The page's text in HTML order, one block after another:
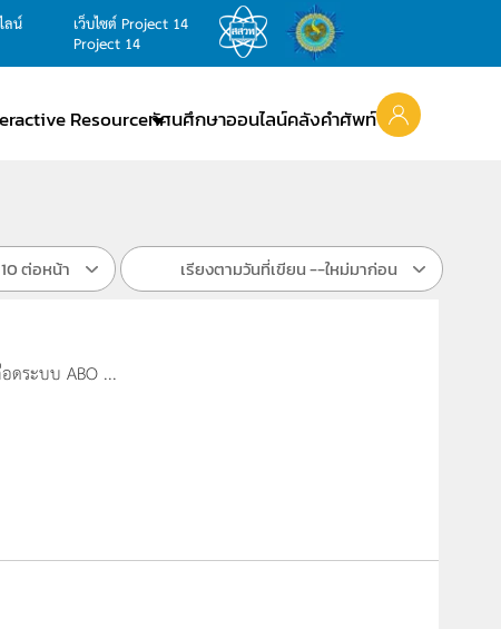
ลน์
เว็บไซต์ Project 14
Project 14
Resourceทัศนศึกษาออนไลน์คลังคำศัพท์
10 ต่อหน้า เรียงตามวันที่เขียน --ใหม่มาก่อน
ดระบบ ABO ...